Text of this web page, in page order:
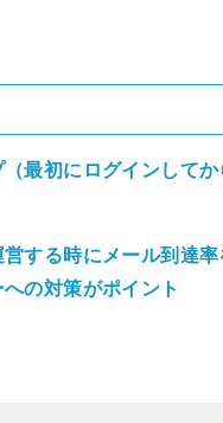
最初にログインして
する時にメール到達
の対策がポイント